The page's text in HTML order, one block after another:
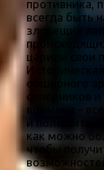
противника,
всегда быть
зловещих
царили свои
обширного
соперников
времени –
и
как можно
чтобы